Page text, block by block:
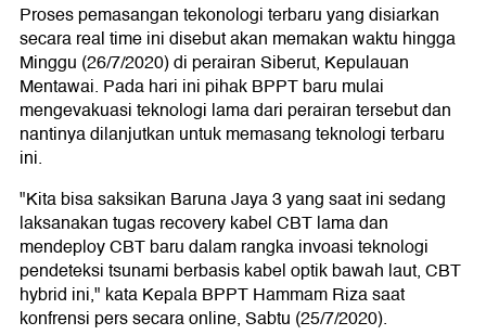
Proses pemasangan tekonologi terbaru yang disiarkan
secara real time ini disebut akan memakan waktu hingga
Minggu (26/7/2020) di perairan Siberut, Kepulauan
Mentawai. Pada hari ini pihak BPPT baru mulai
mengevakuasi teknologi lama dari perairan tersebut dan
nantinya dilanjutkan untuk memasang teknologi terbaru
ini.
"Kita bisa saksikan Baruna Jaya 3 yang saat ini sedang
laksanakan tugas recovery kabel CBT lama dan
mendeploy CBT baru dalam rangka invoasi teknologi
pendeteksi tsunami berbasis kabel optik bawah laut, CBT
hybrid ini," kata Kepala BPPT Hammam Riza saat
konfrensi pers secara online, Sabtu (25/7/2020).